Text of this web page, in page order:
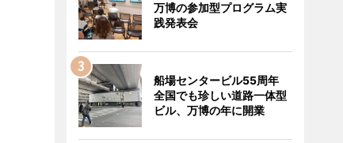
万博の参加型プログラム実
践発表会
船場センタービル55周年
全国でも珍しい道路一体型
ビル、万博の年に開業